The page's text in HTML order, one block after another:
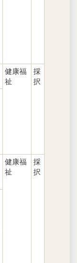
健康福
祉
採
択
健康福
祉
採
択